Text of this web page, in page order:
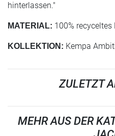
hinterlassen."
MATERIAL: 100% recyceltes
KOLLEKTION: Kempa
ZULETZT
MEHR AUS DER